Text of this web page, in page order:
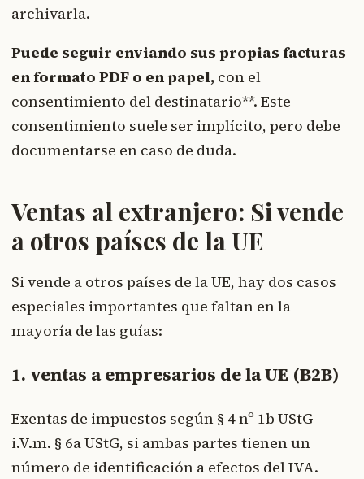
archivarla.
Puede seguir enviando sus propias facturas
en formato PDF o en papel, con el
consentimiento del destinatario**. Este
consentimiento suele ser implícito, pero debe
documentarse en caso de duda.
Ventas al extranjero: Si vende
a otros países de la UE
Si vende a otros países de la UE, hay dos casos
especiales importantes que faltan en la
mayoría de las guías:
1. ventas a empresarios de la UE (B2B)
Exentas de impuestos según § 4 nº 1b UStG
i.V.m. § 6a UStG, si ambas partes tienen un
número de identificación a efectos del IVA.